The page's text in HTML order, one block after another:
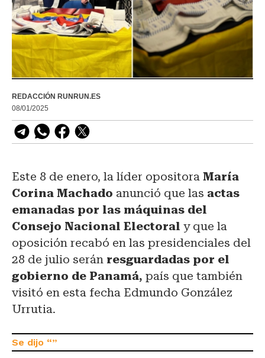
REDACCIÓN RUNRUN.ES
08/01/2025
Este 8 de enero, la líder opositora María
Corina Machado anunció que las actas
emanadas por las máquinas del
Consejo Nacional Electoral y que la
oposición recabó en las presidenciales del
28 de julio serán resguardadas por el
gobierno de Panamá, país que también
visitó en esta fecha Edmundo González
Urrutia.